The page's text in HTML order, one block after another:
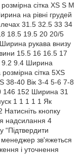
сітка XS S M
на рівні грудей
31.5 32.5 33 34
18.5 19.5 20 20/5
рукава внизу
15.5 16 16.5 17
9.2 9.4 Ширина
сітка 5XS
38-40 Вік 3-4 5-6 7-8
146 152 Ширина 31
1 1 1 1 1 Як
кнопку
надсилання 4
“Підтвердити
зв'яжеться
і уточнення